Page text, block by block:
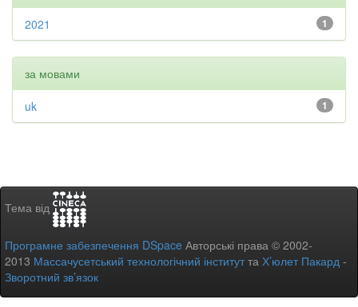
1
2021
за мовами
1
uk
Тема від
Програмне забезпечення DSpace Авторські права © 2002-
2013 Массачусетський технологічний інститутта Х’юлет Пакард -
Зворотний зв’язок